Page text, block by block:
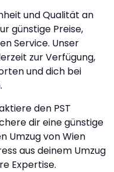
und Qualität an
günstige Preise,
Service. Unser
zur Verfügung,
und dich bei
den PST
dir eine günstige
Umzug von Wien
aus deinem Umzug
Expertise.